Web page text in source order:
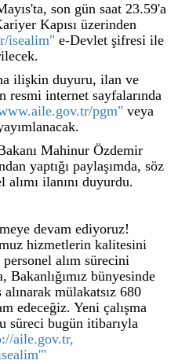
son gün saat 23.59'a
Kapısı üzerinden
isealim" e-Devlet şifresi ile
ilişkin duyuru, ilan ve
resmi internet sayfalarında
pgm" veya
Mahinur Özdemir
yaptığı paylaşımda, söz
ilanını duyurdu.
devam ediyoruz!
hizmetlerin kalitesini
alım sürecini
Bakanlığımız bünyesinde
mülakatsız 680
edeceğiz. Yeni çalışma
süreci bugün itibarıyla
aile.gov.tr,